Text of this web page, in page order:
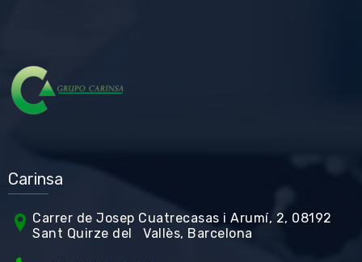
Carinsa
Carrer de Josep Cuatrecasas i Arumí, 2, 08192
Sant Quirze del Vallès, Barcelona